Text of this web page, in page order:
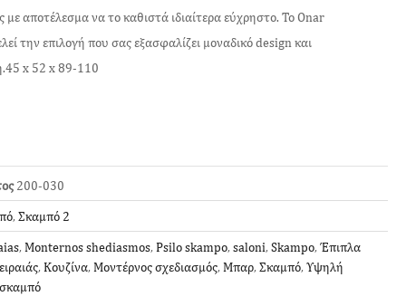
με αποτέλεσμα να το καθιστά ιδιαίτερα εύχρηστο. Το Onar
την επιλογή που σας εξασφαλίζει μοναδικό design και
x 52 x 89-110
200-030
,Σκαμπό 2
,Monternos shediasmos,Psilo skampo,saloni,Skampo,Έπιπλα
,Κουζίνα,Μοντέρνος σχεδιασμός,Μπαρ,Σκαμπό,Υψηλή